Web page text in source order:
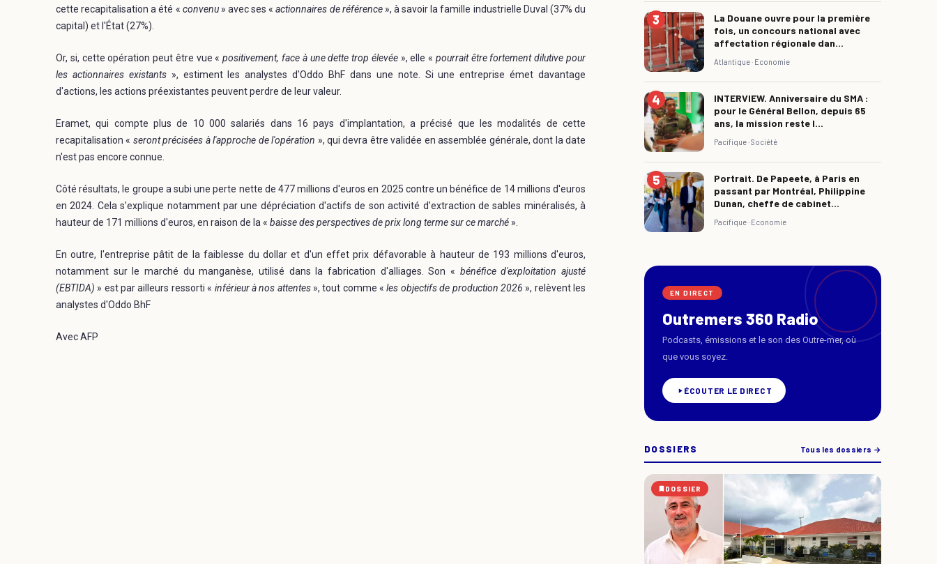
cette recapitalisation a été « convenu» avec ses «actionnaires de référence», à savoir la famille industrielle Duval (37% du
capital) et l'État (27%).
Or, si, cette opération peut être vue «positivement, face à une dette trop élevée», elle « pourrait être fortement dilutive pour
les actionnaires existants», estiment les analystes d'Oddo BhF dans une note. Si une entreprise émet davantage
d'actions, les actions préexistantes peuvent perdre de leur valeur.
Eramet, qui compte plus de 10 000 salariés dans 16 pays d'implantation, a précisé que les modalités de cette
recapitalisation « seront précisées à l'approche de l'opération », qui devra être validée en assemblée générale, dont la date
n'est pas encore connue.
Côté résultats, le groupe a subi une perte nette de 477 millions d'euros en 2025 contre un bénéfice de 14 millions d'euros
en 2024. Cela s'explique notamment par une dépréciation d'actifs de son activité d'extraction de sables minéralisés, à
hauteur de 171 millions d'euros, en raison de la « baisse des perspectives de prix long terme sur ce marché ».
En outre, l'entreprise pâtit de la faiblesse du dollar et d'un effet prix défavorable à hauteur de 193 millions d'euros,
notamment sur le marché du manganèse, utilisé dans la fabrication d'alliages. Son « bénéfice d'exploitation ajusté
(EBTIDA) » est par ailleurs ressorti « inférieur à nos attentes», tout comme «les objectifs de production 2026 », relèvent les
analystes d'Oddo BhF
Avec AFP
La Douane ouvre pour la première
fois, un concours national avec
affectation régionale dan...
Atlantique · Economie
INTERVIEW. Anniversaire du SMA :
pour le Général Bellon, depuis 65
ans, la mission reste l...
Pacifique ·Société
Portrait. De Papeete, à Paris en
passant par Montréal, Philippine
Dunan, cheffe de cabinet...
Pacifique · Economie
EN DIRECT
Outremers 360 Radio
Podcasts, émissions et le son des Outre-mer, où
que vous soyez.
ÉCOUTER LE DIRECT
DOSSIERS Tous les dossiers →
DOSSIER